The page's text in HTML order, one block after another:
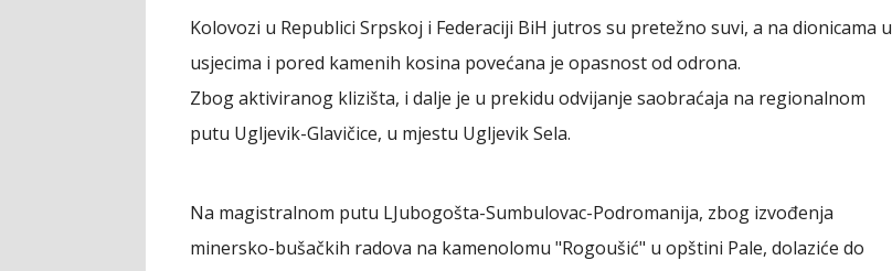
Kolovozi u Republici Srpskoj i Federaciji BiH jutros su pretežno suvi, a na dionicama u
usjecima i pored kamenih kosina povećana je opasnost od odrona.
Zbog aktiviranog klizišta, i dalje je u prekidu odvijanje saobraćaja na regionalnom
putu Ugljevik-Glavičice, u mjestu Ugljevik Sela.
Na magistralnom putu LJubogošta-Sumbulovac-Podromanija, zbog izvođenja
minersko-bušačkih radova na kamenolomu "Rogoušić" u opštini Pale, dolaziće do